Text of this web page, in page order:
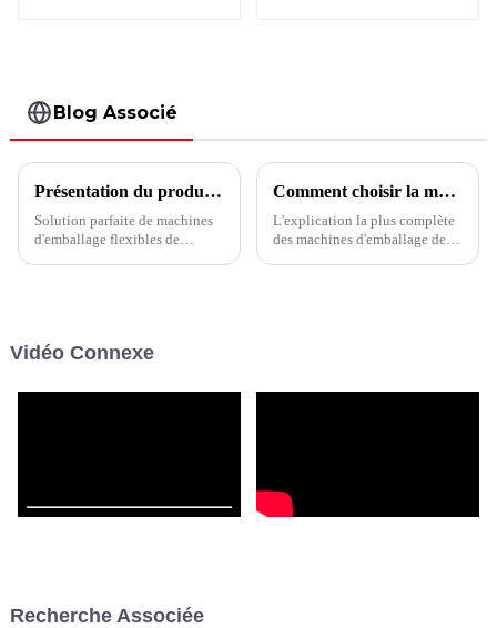
Blog Associé
Présentation du produit de la machine d'emballage de sachets à bec verseur
Solution parfaite de machines
d'emballage flexibles de
Comment choisir la machine de remplissage et de conditionnement de sacs horizontaux
L'explication la plus complète
des machines d'emballage de
Vidéo Connexe
Recherche Associée